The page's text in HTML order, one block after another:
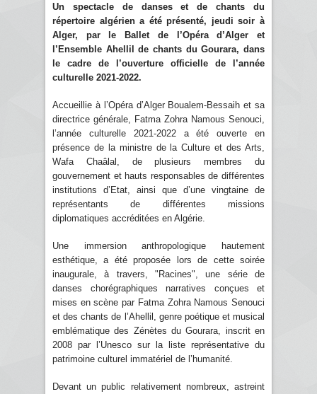
Un spectacle de danses et de chants du
répertoire algérien a été présenté, jeudi soir à
Alger, par le Ballet de l’Opéra d’Alger et
l’Ensemble Ahellil de chants du Gourara, dans
le cadre de l’ouverture officielle de l’année
culturelle 2021-2022.
Accueillie à l’Opéra d’Alger Boualem-Bessaih et sa
directrice générale, Fatma Zohra Namous Senouci,
l’année culturelle 2021-2022 a été ouverte en
présence de la ministre de la Culture et des Arts,
Wafa Chaâlal, de plusieurs membres du
gouvernement et hauts responsables de différentes
institutions d’Etat, ainsi que d’une vingtaine de
représentants de différentes missions
diplomatiques accréditées en Algérie.
Une immersion anthropologique hautement
esthétique, a été proposée lors de cette soirée
inaugurale, à travers, "Racines", une série de
danses chorégraphiques narratives conçues et
mises en scène par Fatma Zohra Namous Senouci
et des chants de l’Ahellil, genre poétique et musical
emblématique des Zénètes du Gourara, inscrit en
2008 par l’Unesco sur la liste représentative du
patrimoine culturel immatériel de l’humanité.
Devant un public relativement nombreux, astreint